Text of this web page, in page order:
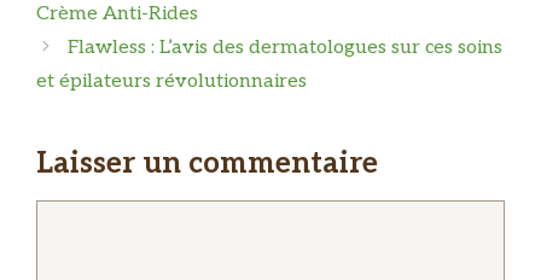
Crème Anti-Rides
Flawless : L’avis des dermatologues sur ces soins
et épilateurs révolutionnaires
Laisser un commentaire